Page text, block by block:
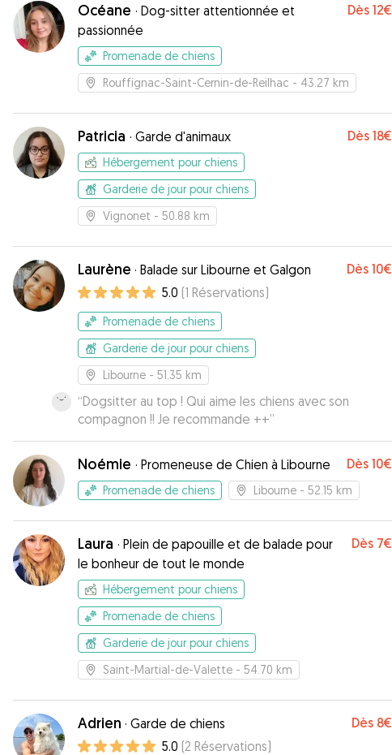
Océane · Dog-sitter attentionnée et
passionnée
Dès 12€
Promenade de chiens
Rouffignac-Saint-Cernin-de-Reilhac - 43.27 km
Patricia · Garde d'animaux Dès 18€
Hébergement pour chiens
Garderie de jour pour chiens
Vignonet - 50.88 km
Laurène · Balade sur Libourne et Galgon Dès 10€
5.0 (1 Réservations)
Promenade de chiens
Garderie de jour pour chiens
Libourne - 51.35 km
“Dogsitter au top ! Qui aime les chiens avec son
compagnon !! Je recommande ++”
Noémie · Promeneuse de Chien à Libourne Dès 10€
Promenade de chiens Libourne - 52.15 km
Laura · Plein de papouille et de balade pour
le bonheur de tout le monde
Dès 7€
Hébergement pour chiens
Promenade de chiens
Garderie de jour pour chiens
Saint-Martial-de-Valette - 54.70 km
Adrien · Garde de chiens Dès 8€
5.0 (2 Réservations)